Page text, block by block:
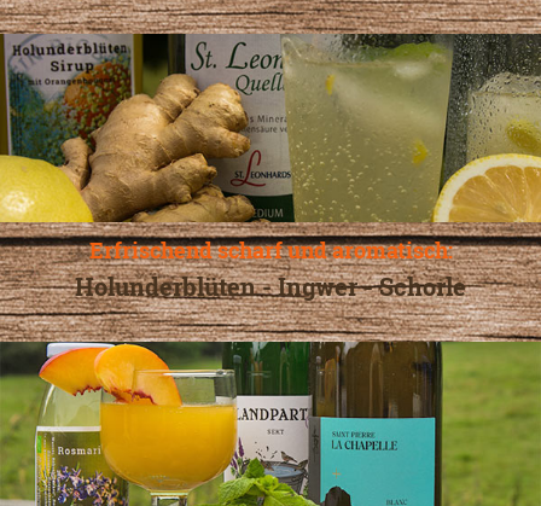
Erfrischend scharf und aromatisch:
Holunderblüten - Ingwer - Schorle